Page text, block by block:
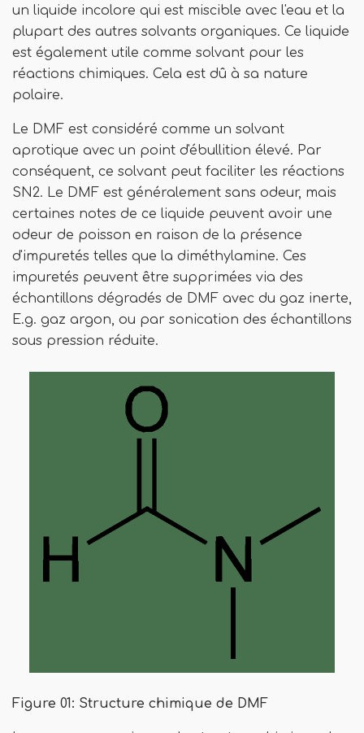
un liquide incolore qui est miscible avec l'eau et la
plupart des autres solvants organiques. Ce liquide
est également utile comme solvant pour les
réactions chimiques. Cela est dû à sa nature
polaire.
Le DMF est considéré comme un solvant
aprotique avec un point d'ébullition élevé. Par
conséquent, ce solvant peut faciliter les réactions
SN2. Le DMF est généralement sans odeur, mais
certaines notes de ce liquide peuvent avoir une
odeur de poisson en raison de la présence
d'impuretés telles que la diméthylamine. Ces
impuretés peuvent être supprimées via des
échantillons dégradés de DMF avec du gaz inerte,
E.g. gaz argon, ou par sonication des échantillons
sous pression réduite.
Figure 01: Structure chimique de DMF